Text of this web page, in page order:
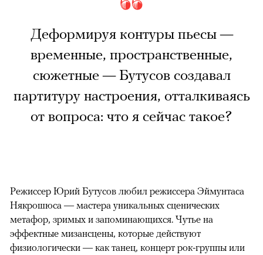
Деформируя контуры пьесы —
временные, пространственные,
сюжетные — Бутусов создавал
партитуру настроения, отталкиваясь
от вопроса: что я сейчас такое?
Режиссер Юрий Бутусов любил режиссера Эймунтаса
Някрошюса — мастера уникальных сценических
метафор, зримых и запоминающихся. Чутье на
эффектные мизансцены, которые действуют
физиологически — как танец, концерт рок-группы или